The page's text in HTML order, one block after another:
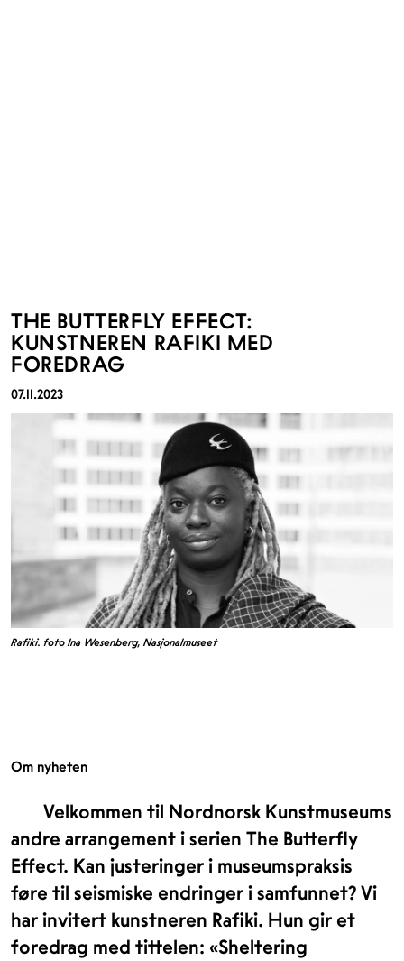
THE BUTTERFLY EFFECT:
KUNSTNEREN RAFIKI MED
FOREDRAG
07.11.2023
Rafiki. foto Ina Wesenberg, Nasjonalmuseet
Om nyheten
Velkommen til Nordnorsk Kunstmuseums
andre arrangement i serien The Butterfly
Effect. Kan justeringer i museumspraksis
føre til seismiske endringer i samfunnet? Vi
har invitert kunstneren Rafiki. Hun gir et
foredrag med tittelen: «Sheltering